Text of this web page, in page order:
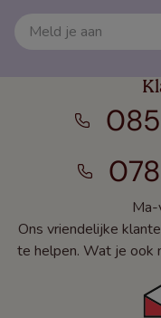
Ons vriendelijke
te helpen. Wat je ook